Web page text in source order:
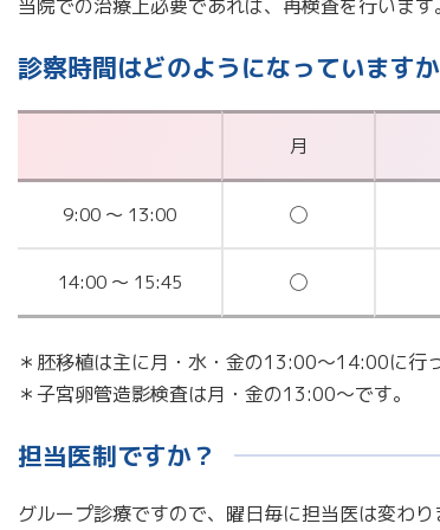
当院での治療上必要であれば、再検査を行いま
診察時間はどのようになっています
月
9:00 〜 13:00 ◯
14:00 〜 15:45 ◯
＊胚移植は主に月・水・金の13:00〜14:00に行
＊子宮卵管造影検査は月・金の13:00〜です。
担当医制ですか？
グループ診療ですので、曜日毎に担当医は変わり